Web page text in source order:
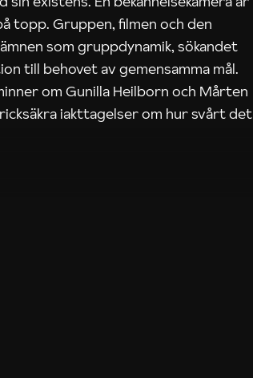
topp. Gruppen, filmen och den
som gruppdynamik, sökandet
till behovet av gemensamma mål.
om Gunilla Heilborn och Mårten
iakttagelser om hur svårt det